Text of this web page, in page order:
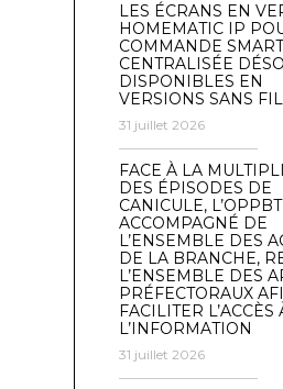
LES ÉCRANS EN
HOMEMATIC IP
COMMANDE
CENTRALISÉE
DISPONIBLES EN
VERSIONS SANS FIL
31 juillet 2026
FACE À LA
DES ÉPISODES DE
CANICULE,
ACCOMPAGNÉ DE
L’ENSEMBLE DES
DE LA BRANCHE,
L’ENSEMBLE DES
PRÉFECTORAUX
FACILITER L’ACCÈS
L’INFORMATION
31 juillet 2026